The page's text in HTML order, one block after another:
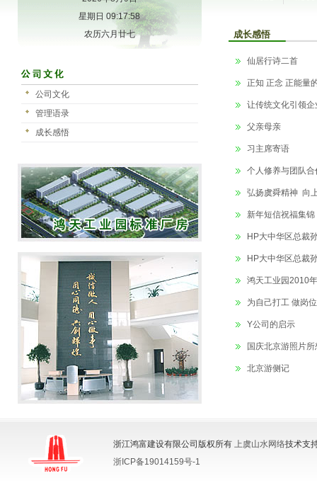
星期日 09:17:58
农历六月廿七
公司文化
管理语录
成长感悟
成长感悟
仙居行诗二首
正知 正念 正能量
让传统文化引领
父亲母亲
习主席寄语
个人修养与团队合
弘扬虞舜精神 向
新年短信祝福集锦
HP大中华区总裁
HP大中华区总裁
鸿天工业园2010
为自己打工 做岗
Y公司的启示
国庆北京游照片所
北京游侧记
浙江鸿富建设有限公司版权所有 上虞山水网络技术支
浙ICP备19014159号-1